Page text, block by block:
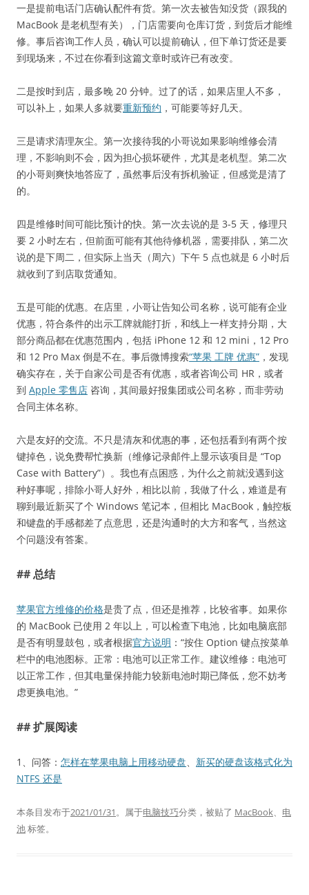
一是提前电话门店确认配件有货。第一次去被告知没货（跟我的
MacBook 是老机型有关），门店需要向仓库订货，到货后才能维
修。事后咨询工作人员，确认可以提前确认，但下单订货还是要
到现场来，不过在你看到这篇文章时或许已有改变。
二是按时到店，最多晚 20 分钟。过了的话，如果店里人不多，
可以补上，如果人多就要重新预约 ，可能要等好几天。
三是请求清理灰尘。第一次接待我的小哥说如果影响维修会清
理，不影响则不会，因为担心损坏硬件，尤其是老机型。第二次
的小哥则爽快地答应了，虽然事后没有拆机验证，但感觉是清了
的。
四是维修时间可能比预计的快。第一次去说的是 3-5 天，修理只
要 2 小时左右，但前面可能有其他待修机器，需要排队，第二次
说的是下周二，但实际上当天（周六）下午 5 点也就是 6 小时后
就收到了到店取货通知。
五是可能的优惠。在店里，小哥让告知公司名称，说可能有企业
优惠，符合条件的出示工牌就能打折，和线上一样支持分期，大
部分商品都在优惠范围内，包括 iPhone 12 和 12 mini，12 Pro
和 12 Pro Max 倒是不在。事后微博搜索“苹果 工牌 优惠” ，发现
确实存在，关于自家公司是否有优惠，或者咨询公司 HR，或者
到 Apple 零售店 咨询，其间最好报集团或公司名称，而非劳动
合同主体名称。
六是友好的交流。不只是清灰和优惠的事，还包括看到有两个按
键掉色，说免费帮忙换新（维修记录邮件上显示该项目是 “Top
Case with Battery”）。我也有点困惑，为什么之前就没遇到这
种好事呢，排除小哥人好外，相比以前，我做了什么，难道是有
聊到最近新买了个 Windows 笔记本，但相比 MacBook，触控板
和键盘的手感都差了点意思，还是沟通时的大方和客气，当然这
个问题没有答案。
## 总结
苹果官方维修的价格是贵了点，但还是推荐，比较省事。如果你
的 MacBook 已使用 2 年以上，可以检查下电池，比如电脑底部
是否有明显鼓包，或者根据官方说明 ：“按住 Option 键点按菜单
栏中的电池图标。正常：电池可以正常工作。建议维修：电池可
以正常工作，但其电量保持能力较新电池时期已降低，您不妨考
虑更换电池。”
## 扩展阅读
1、问答： 怎样在苹果电脑上用移动硬盘、 新买的硬盘该格式化为
NTFS 还是
本条目发布于2021/01/31。属于电脑技巧分类，被贴了 MacBook、 电
池标签。